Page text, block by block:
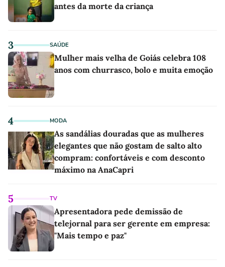
antes da morte da criança
3 SAÚDE
Mulher mais velha de Goiás celebra 108
anos com churrasco, bolo e muita emoção
4 MODA
As sandálias douradas que as mulheres
elegantes que não gostam de salto alto
compram: confortáveis e com desconto
máximo na AnaCapri
5 TV
Apresentadora pede demissão de
telejornal para ser gerente em empresa:
"Mais tempo e paz"